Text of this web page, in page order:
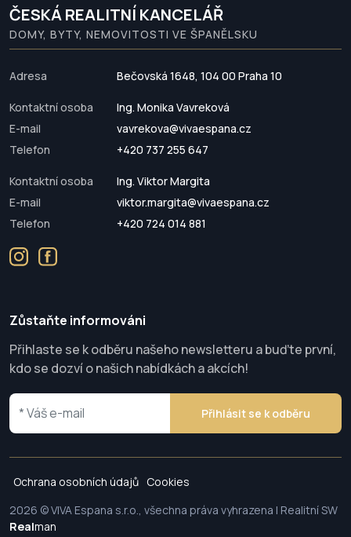
ČESKÁ REALITNÍ KANCELÁŘ
DOMY, BYTY, NEMOVITOSTI VE ŠPANĚLSKU
Adresa Bečovská 1648, 104 00 Praha 10
Kontaktní osoba
Ing. Monika Vavreková
E-mail
vavrekova@vivaespana.cz
Telefon
+420 737 255 647
Kontaktní osoba
Ing. Viktor Margita
E-mail
viktor.margita@vivaespana.cz
Telefon
+420 724 014 881
Zůstaňte informováni
Přihlaste se k odběru našeho newsletteru a buďte první,
kdo se dozví o našich nabídkách a akcích!
Přihlásit se k odběru
Ochrana osobních údajů Cookies
2026 © VIVA Espana s.r.o., všechna práva vyhrazena | Realitní SW
Realman